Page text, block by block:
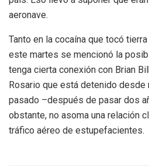
aeronave.
Tanto en la cocaína que tocó
este martes se mencionó la
tenga cierta conexión con Brian
Rosario que está detenido desde
pasado –después de pasar dos
obstante, no asoma una relación
tráfico aéreo de estupefacientes.